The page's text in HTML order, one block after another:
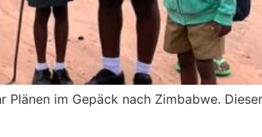
im Gepäck nach Zimbabwe.